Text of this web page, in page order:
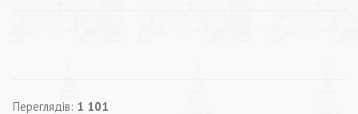
Переглядів: 1 101